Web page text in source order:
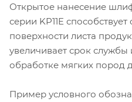
Открытое нанесение
серии KP11E
поверхности листа
увеличивает срок службы
обработке мягких пород
Пример условного